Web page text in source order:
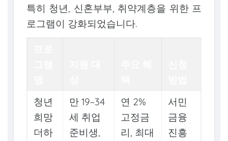
특히 청년, 신혼부부, 취약계층을 위한 프
로그램이 강화되었습니다.
청년
희망
더하
만 19~34
세 취업
준비생,
연 2%
고정금
리, 최대
서민
금융
진흥